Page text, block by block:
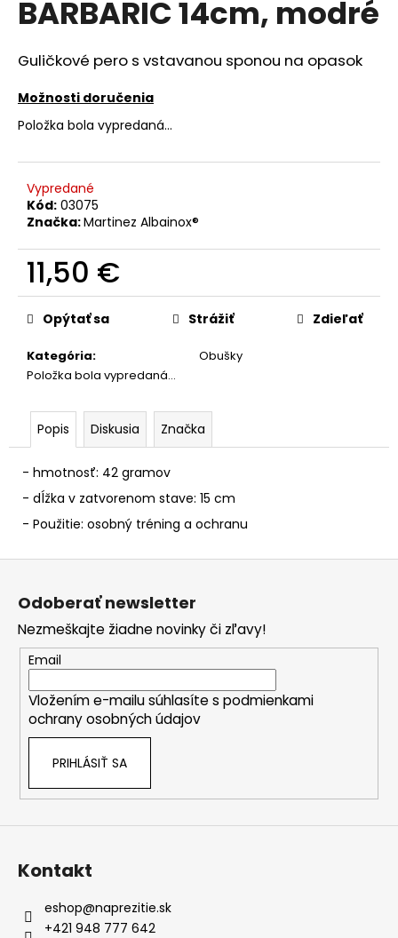
BARBARIC 14cm, modré
Guličkové pero s vstavanou sponou na opasok
Možnosti doručenia
Položka bola vypredaná…
Vypredané
Kód: 03075
Značka:Martinez Albainox®
11,50 €
Jednotková
cena:
Kategória:
Obušky
Položka bola vypredaná…
Opýtať sa Strážiť Zdieľať
Popis Diskusia Značka
- hmotnosť: 42 gramov
- dĺžka v zatvorenom stave: 15 cm
- Použitie: osobný tréning a ochranu
á
s
ť
?
O
d
p
ú
Z
Odoberať newsletter
Nezmeškajte žiadne novinky či zľavy!
Email
Vložením e-mailu súhlasíte s podmienkami
ochrany osobných údajov
PRIHLÁSIŤ SA
Kontakt
eshop@naprezitie.sk
+421 948 777 642